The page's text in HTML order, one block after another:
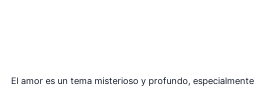
El amor es un tema misterioso y profundo,